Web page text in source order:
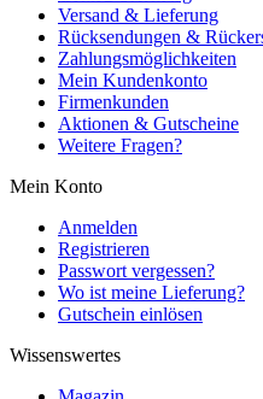
Versand & Lieferung
Rücksendungen &
Zahlungsmöglichkeiten
Mein Kundenkonto
Firmenkunden
Aktionen & Gutscheine
Weitere Fragen?
Mein Konto
Anmelden
Registrieren
Passwort vergessen?
Wo ist meine Lieferung?
Gutschein einlösen
Wissenswertes